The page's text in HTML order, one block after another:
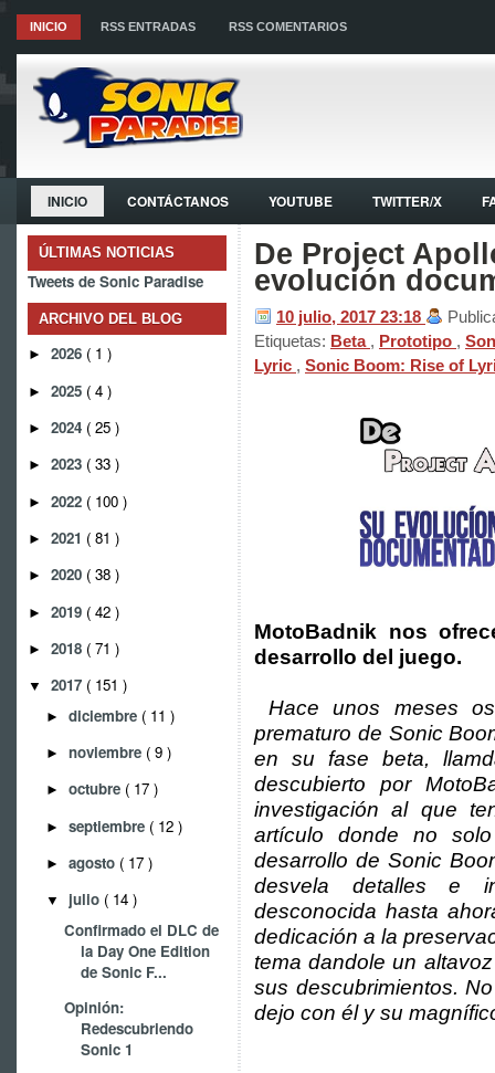
INICIO RSS ENTRADAS RSS COMENTARIOS
INICIO CONTÁCTANOS YOUTUBE TWITTER/X
ÚLTIMAS NOTICIAS
Tweets de Sonic Paradise
ARCHIVO DEL BLOG
► 2026 ( 1 )
► 2025 ( 4 )
► 2024 ( 25 )
► 2023 ( 33 )
► 2022 ( 100 )
► 2021 ( 81 )
► 2020 ( 38 )
► 2019 ( 42 )
► 2018 ( 71 )
▼ 2017 ( 151 )
► diciembre ( 11 )
► noviembre ( 9 )
► octubre ( 17 )
► septiembre ( 12 )
► agosto ( 17 )
▼ julio ( 14 )
Confirmado el DLC de
la Day One Edition
de Sonic F...
Opinión:
Redescubriendo
Sonic 1
De Project
evolución
10 julio, 2017 23:18
Etiquetas: Beta , Prototipo ,
Lyric , Sonic Boom: Rise of
MotoBadnik nos
desarrollo del juego.
Hace unos meses
prematuro de Sonic
en su fase beta,
descubierto por
investigación al que
artículo donde no
desarrollo de Sonic
desvela detalles e
desconocida hasta
dedicación a la
tema dandole un
sus descubrimientos.
dejo con él y su